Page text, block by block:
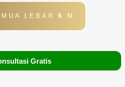
LEBAR6 M
Gratis